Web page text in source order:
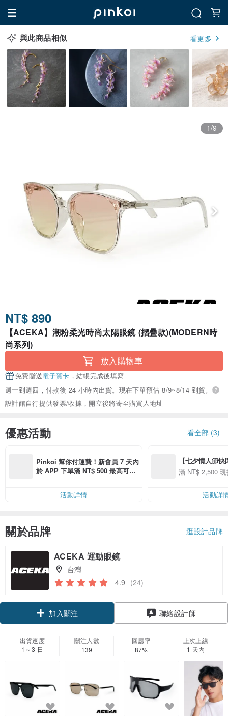
與此商品相似 看更多
1/9
NT$ 890
【ACEKA】潮粉柔光時尚太陽眼鏡 (摺疊款)(MODERN時
尚系列)
放入購物車
免費贈送電子賀卡 ，結帳完成後填寫
週一到週四，付款後 24 小時內出貨。現在下單預估 8/9~8/14 到貨。
設計館自行提供發票/收據，開立後將寄至購買人地址
優惠活動 看全部 (3)
Pinkoi 幫你付運費！新會員 7 天內
於 APP 下單滿 NT$ 500 最高可折
活動詳情
【七夕情人節
用 APP 購買任
滿 NT$ 2,500
活動詳
關於品牌 逛設計品牌
ACEKA 運動眼鏡
台灣
4.9 (24)
加入關注 聯絡設計師
出貨速度
1～3 日
關注人數
139
回應率
87%
上次上線
1 天內